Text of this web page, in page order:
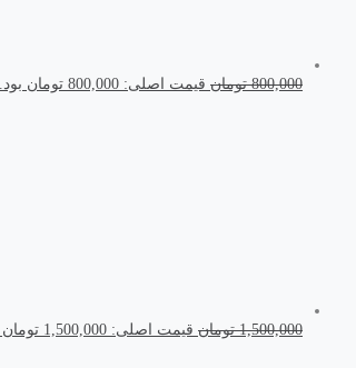
800,000 تومان قیمت اصلی: 800,000 تومان بود.
1,500,000 تومان قیمت اصلی: 1,500,000 تومان بود.